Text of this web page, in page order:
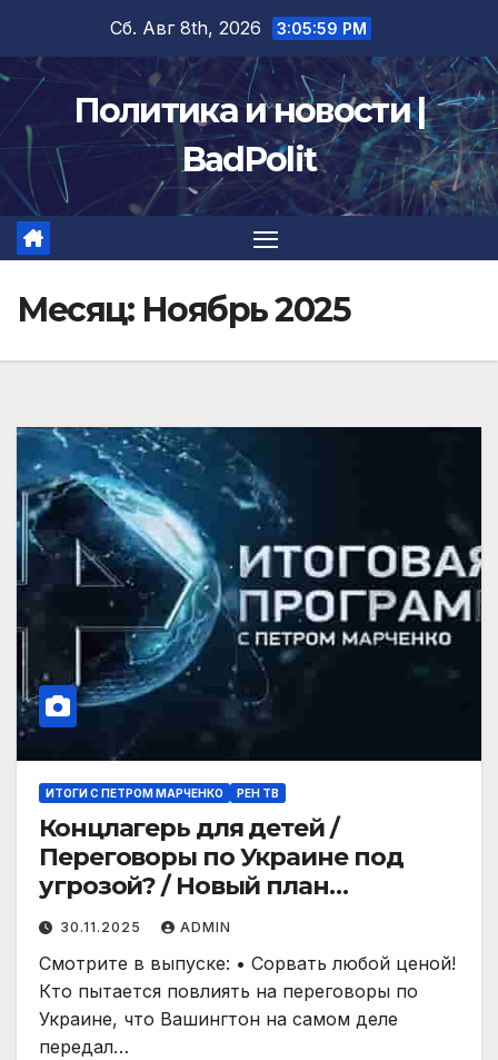
содержимому
Сб. Авг 8th, 2026 3:06:00 PM
Политика и новости |
BadPolit
Месяц: Ноябрь 2025
ИТОГИ С ПЕТРОМ МАРЧЕНКО РЕН ТВ
Концлагерь для детей /
Переговоры по Украине под
угрозой? / Новый план
блицкрига / 30.11.25
30.11.2025 ADMIN
Смотрите в выпуске: • Сорвать любой ценой!
Кто пытается повлиять на переговоры по
Украине, что Вашингтон на самом деле
передал…